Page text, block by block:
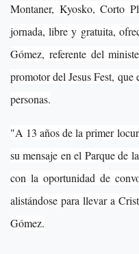
Montaner, Kyosko, Corto
jornada, libre y gratuita,
Gómez, referente del
promotor del Jesus Fest,
personas.
"A 13 años de la primer
su mensaje en el Parque de
con la oportunidad de
alistándose para llevar a
Gómez.